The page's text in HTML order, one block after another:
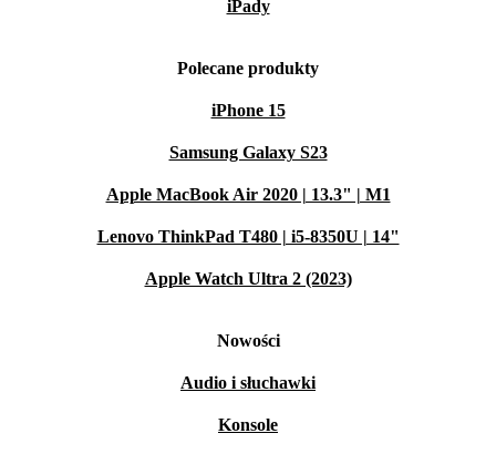
iPady
Polecane produkty
iPhone 15
Samsung Galaxy S23
Apple MacBook Air 2020 | 13.3" | M1
Lenovo ThinkPad T480 | i5-8350U | 14"
Apple Watch Ultra 2 (2023)
Nowości
Audio i słuchawki
Konsole